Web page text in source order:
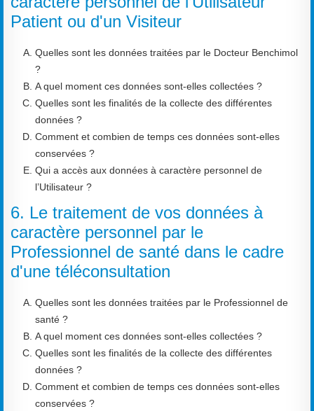
Patient ou d'un Visiteur
Quelles sont les données traitées par le Docteur Benchimol
?
A quel moment ces données sont-elles collectées ?
Quelles sont les finalités de la collecte des différentes
données ?
Comment et combien de temps ces données sont-elles
conservées ?
Qui a accès aux données à caractère personnel de
l’Utilisateur ?
6. Le traitement de vos données à
caractère personnel par le
Professionnel de santé dans le cadre
d'une téléconsultation
Quelles sont les données traitées par le Professionnel de
santé ?
A quel moment ces données sont-elles collectées ?
Quelles sont les finalités de la collecte des différentes
données ?
Comment et combien de temps ces données sont-elles
conservées ?